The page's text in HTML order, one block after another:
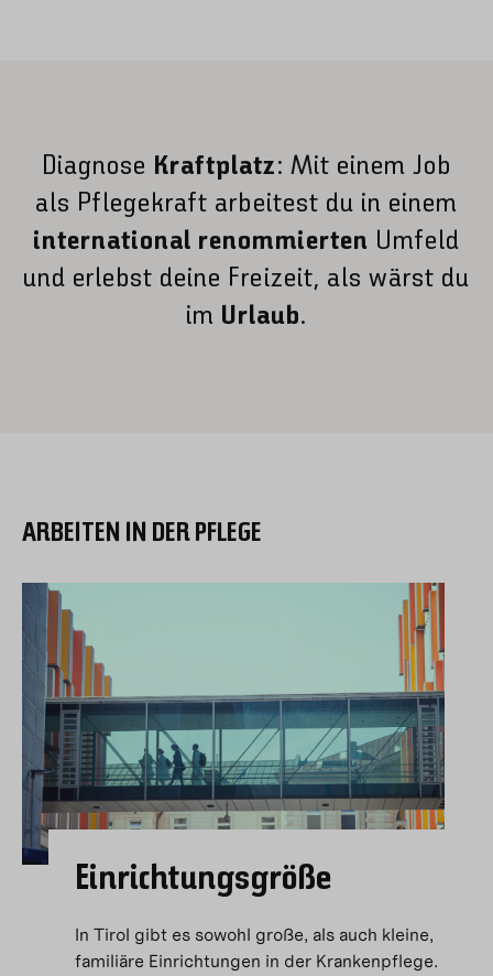
Diagnose Kraftplatz: Mit einem Job
als Pflegekraft arbeitest du in einem
international renommierten Umfeld
und erlebst deine Freizeit, als wärst du
im Urlaub.
ARBEITEN IN DER PFLEGE
Einrichtungsgröße
In Tirol gibt es sowohl große, als auch kleine,
familiäre Einrichtungen in der Krankenpflege.